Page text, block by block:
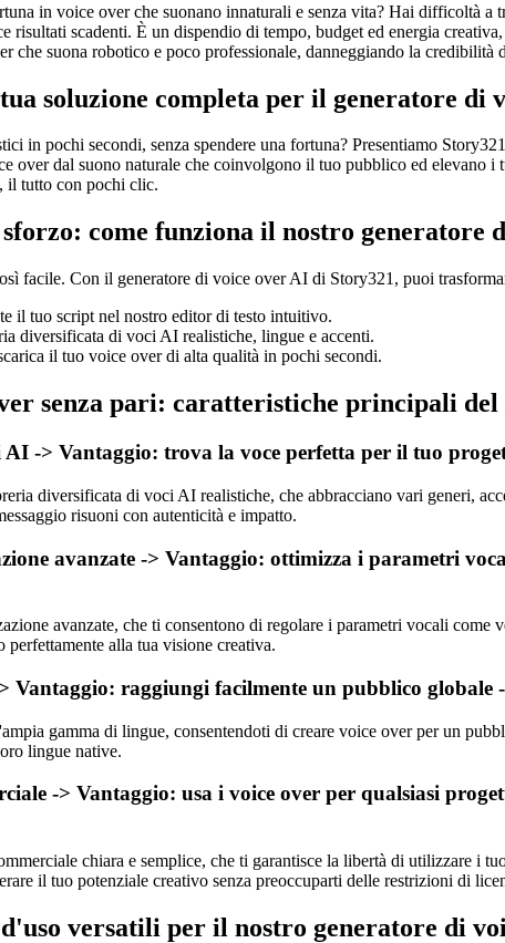
in voice over che suonano innaturali e senza vita? Hai difficoltà
risultati scadenti. È un dispendio di tempo, budget ed energia
che suona robotico e poco professionale, danneggiando la credibilità
soluzione completa per il generatore di
in pochi secondi, senza spendere una fortuna? Presentiamo
over dal suono naturale che coinvolgono il tuo pubblico ed elevano
il tutto con pochi clic.
come funziona il nostro generatore
facile. Con il generatore di voice over AI di Story321, puoi
il tuo script nel nostro editor di testo intuitivo.
diversificata di voci AI realistiche, lingue e accenti.
il tuo voice over di alta qualità in pochi secondi.
senza pari: caratteristiche principali
AI -> Vantaggio: trova la voce perfetta per il tuo
diversificata di voci AI realistiche, che abbracciano vari generi,
risuoni con autenticità e impatto.
avanzate -> Vantaggio: ottimizza i parametri
avanzate, che ti consentono di regolare i parametri vocali
alla tua visione creativa.
Vantaggio: raggiungi facilmente un pubblico
gamma di lingue, consentendoti di creare voice over per un
lingue native.
-> Vantaggio: usa i voice over per qualsiasi
chiara e semplice, che ti garantisce la libertà di utilizzare i
il tuo potenziale creativo senza preoccuparti delle restrizioni di
versatili per il nostro generatore di